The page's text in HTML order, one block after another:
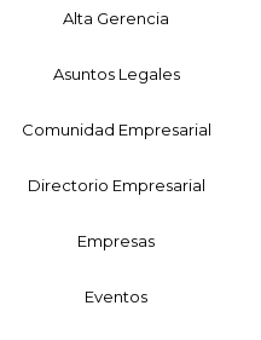
Alta Gerencia
Asuntos Legales
Comunidad Empresarial
Directorio Empresarial
Empresas
Eventos